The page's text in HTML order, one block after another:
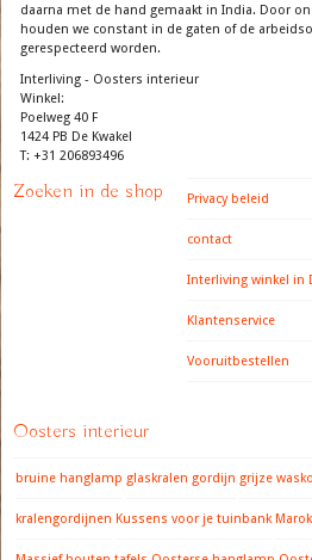
daarna met de hand gemaakt in India. Door
houden we constant in de gaten of de
gerespecteerd worden.
Interliving - Oosters interieur
Winkel:
Poelweg 40 F
1424 PB De Kwakel
T: +31 206893496
Zoeken in de shop Privacy beleid
contact
Interliving winkel in
Klantenservice
Vooruitbestellen
Oosters interieur
bruine hanglamp glaskralen gordijn grijze
kralengordijnen Kussens voor je tuinbank